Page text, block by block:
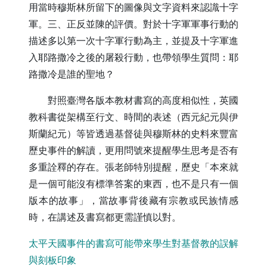
用當時穆斯林所留下的圖像與文字資料來認識十字
軍。三、正反並陳的評價。對於十字軍軍事行動的
描述多以第一次十字軍行動為主，並提及十字軍進
入耶路撒冷之後的屠殺行動，也帶領學生質問：耶
路撒冷是誰的聖地？
對照臺灣各版本教材書寫的高度相似性，英國
教科書從架構至行文、時間的表述（西元紀元與伊
斯蘭紀元）等皆透過基督徒與穆斯林的史料來豐富
歷史事件的解讀，更用問號來提醒學生思考是否有
多重詮釋的存在。張老師特別提醒，歷史「本來就
是一個可能沒有標準答案的東西，也不是只有一個
版本的故事」，當故事背後藏有宗教或民族情感
時，在講述及書寫都更需謹慎以對。
太平天國事件的書寫可能帶來學生對基督教的誤解
與刻板印象